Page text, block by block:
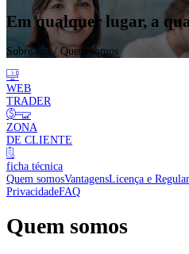
Em qualquer lugar, a
Sobre nós/ Quem somos
WEB
TRADER
ZONA
DE CLIENTE
ficha técnica
Quem somosVantagensLicença e
PrivacidadeFAQ
Quem somos